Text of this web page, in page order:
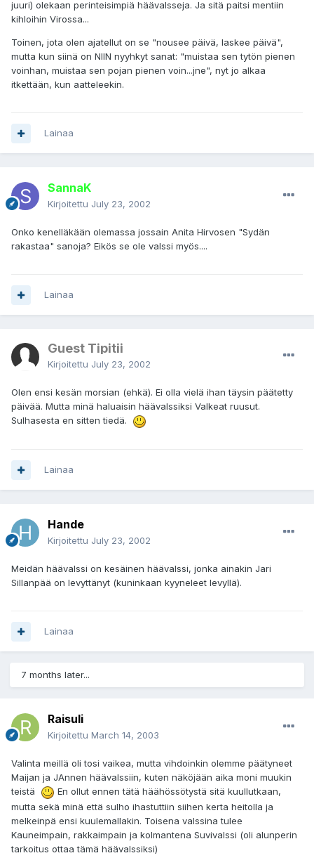
juuri) olekaan perinteisimpiä häävalsseja. Ja sitä paitsi mentiin
kihloihin Virossa...
Toinen, jota olen ajatellut on se "nousee päivä, laskee päivä",
mutta kun siinä on NIIN nyyhkyt sanat: "muistaa sen tytön pienen
voinhan, muistaa sen pojan pienen voin...jne", nyt jo alkaa
itkettään, kun aatteleekin.
Lainaa
SannaK
Kirjoitettu July 23, 2002
Onko kenelläkään olemassa jossain Anita Hirvosen "Sydän
rakastaa" sanoja? Eikös se ole valssi myös....
Lainaa
Guest Tipitii
Kirjoitettu July 23, 2002
Olen ensi kesän morsian (ehkä). Ei olla vielä ihan täysin päätetty
päivää. Mutta minä haluaisin häävalssiksi Valkeat ruusut.
Sulhasesta en sitten tiedä.
Lainaa
Hande
Kirjoitettu July 23, 2002
Meidän häävalssi on kesäinen häävalssi, jonka ainakin Jari
Sillanpää on levyttänyt (kuninkaan kyyneleet levyllä).
Lainaa
7 months later...
Raisuli
Kirjoitettu March 14, 2003
Valinta meillä oli tosi vaikea, mutta vihdoinkin olemme päätyneet
Maijan ja JAnnen häävalssiin, kuten näköjään aika moni muukin
teistä
En ollut ennen tätä häähössötystä sitä kuullutkaan,
mutta sekä minä että sulho ihastuttiin siihen kerta heitolla ja
melkeinpä ensi kuulemallakin. Toisena valssina tulee
Kauneimpain, rakkaimpain ja kolmantena Suvivalssi (oli alunperin
tarkoitus ottaa tämä häävalssiksi)